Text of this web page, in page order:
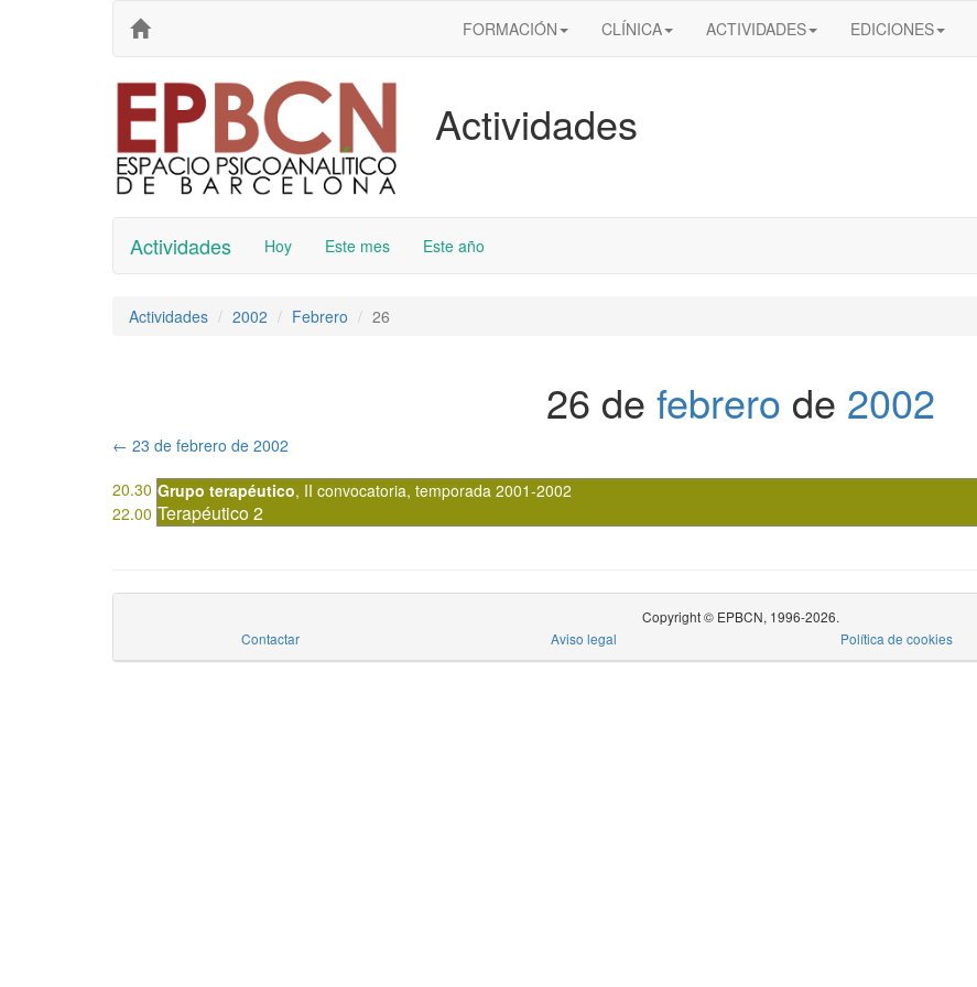
FORMACIÓN CLÍNICA ACTIVIDADES EDICIONES
Actividades
Actividades Hoy Este mes Este año
Actividades 2002 Febrero 26
26 de febrero de 2002
← 23 de febrero de 2002
20.30 Grupo terapéutico, II convocatoria, temporada 2001-2002
Terapéutico 2
22.00
Copyright © EPBCN, 1996-2026.
Contactar
Aviso legal Política de cookies